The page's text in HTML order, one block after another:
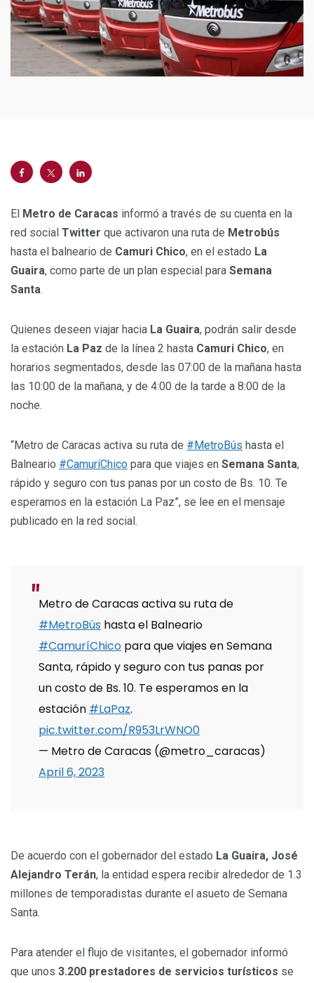
El Metro de Caracas informó a través de su cuenta en la
red social Twitter que activaron una ruta de Metrobús
hasta el balneario de Camuri Chico, en el estado La
Guaira, como parte de un plan especial para Semana
Santa.
Quienes deseen viajar hacia La Guaira, podrán salir desde
la estación La Paz de la línea 2 hasta Camuri Chico, en
horarios segmentados, desde las 07:00 de la mañana hasta
las 10:00 de la mañana, y de 4:00 de la tarde a 8:00 de la
noche.
“Metro de Caracas activa su ruta de #MetroBús hasta el
Balneario #CamuríChico para que viajes en Semana Santa,
rápido y seguro con tus panas por un costo de Bs. 10. Te
esperamos en la estación La Paz”, se lee en el mensaje
publicado en la red social.
Metro de Caracas activa su ruta de
#MetroBús hasta el Balneario
#CamuríChico para que viajes en Semana
Santa, rápido y seguro con tus panas por
un costo de Bs. 10. Te esperamos en la
estación #LaPaz.
pic.twitter.com/R953LrWNO0
— Metro de Caracas (@metro_caracas)
April 6, 2023
De acuerdo con el gobernador del estado La Guaira, José
Alejandro Terán, la entidad espera recibir alrededor de 1.3
millones de temporadistas durante el asueto de Semana
Santa.
Para atender el flujo de visitantes, el gobernador informó
que unos 3.200 prestadores de servicios turísticos se